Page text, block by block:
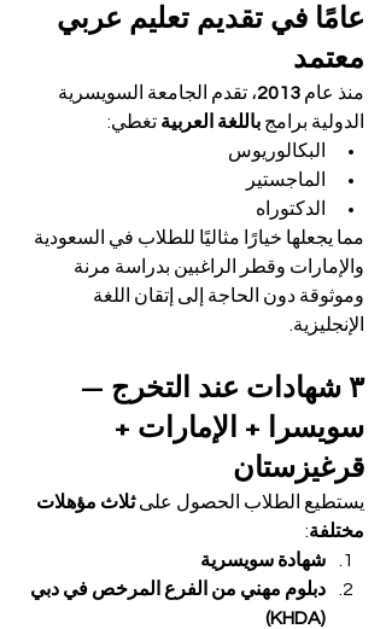
عامًا في تقديم تعليم عربي
معتمد
منذ عام 2013، تقدم الجامعة السويسرية
الدولية برامج باللغة العربية تغطي:
البكالوريوس
الماجستير
الدكتوراه
مما يجعلها خيارًا مثاليًا للطلاب في السعودية
والإمارات وقطر الراغبين بدراسة مرنة
وموثوقة دون الحاجة إلى إتقان اللغة
الإنجليزية.
٣ شهادات عند التخرج —
سويسرا + الإمارات +
قرغيزستان
يستطيع الطلاب الحصول على ثلاث مؤهلات
مختلفة:
شهادة سويسرية
دبلوم مهني من الفرع المرخص في دبي
(KHDA)